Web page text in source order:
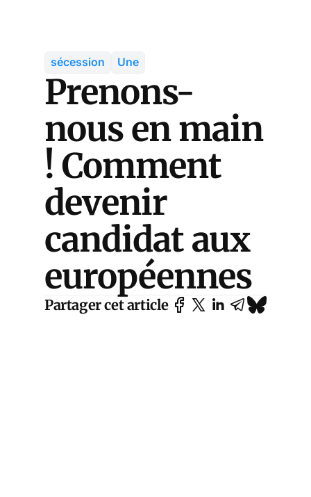
sécession Une
Prenons-
nous en main
! Comment
devenir
candidat aux
européennes
Partager cet article